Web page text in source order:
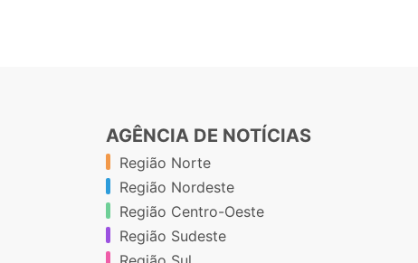
AGÊNCIA DE NOTÍCIAS
Região Norte
Região Nordeste
Região Centro-Oeste
Região Sudeste